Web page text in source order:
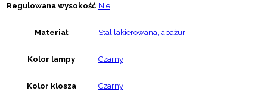
Regulowana wysokość Nie
Materiał Stal lakierowana, abażur
Kolor lampy Czarny
Kolor klosza Czarny